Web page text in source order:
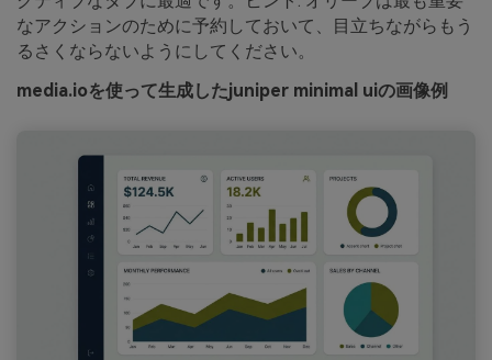
なアクションのために予約しておいて、目立ちながらもう
るさくならないようにしてください。
media.ioを使って生成したjuniper minimal uiの画像例